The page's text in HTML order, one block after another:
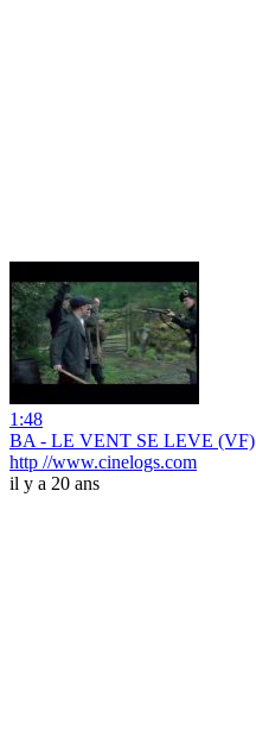
1:48
BA - LE VENT SE LEVE (VF)
http //www.cinelogs.com
il y a 20 ans